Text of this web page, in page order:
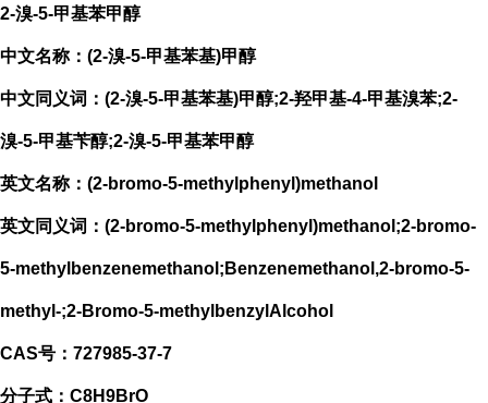
2-溴-5-甲基苯甲醇
中文名称：(2-溴-5-甲基苯基)甲醇
中文同义词：(2-溴-5-甲基苯基)甲醇;2-羟甲基-4-甲基溴苯;2-
溴-5-甲基苄醇;2-溴-5-甲基苯甲醇
英文名称：(2-bromo-5-methylphenyl)methanol
英文同义词：(2-bromo-5-methylphenyl)methanol;2-bromo-
5-methylbenzenemethanol;Benzenemethanol,2-bromo-5-
methyl-;2-Bromo-5-methylbenzylAlcohol
CAS号：727985-37-7
分子式：C8H9BrO